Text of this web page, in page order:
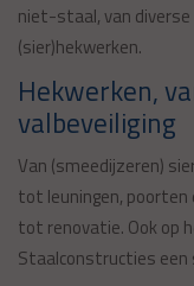
niet-staal, van
(sier)hekwerken.
Hekwerken,
valbeveiliging
Van (smeedijzeren)
tot leuningen, poorten
tot renovatie. Ook op
Staalconstructies een